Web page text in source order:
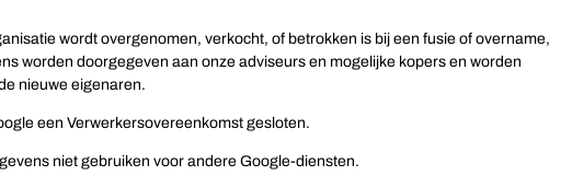
wordt overgenomen, verkocht, of betrokken is bij een fusie of overname,
worden doorgegeven aan onze adviseurs en mogelijke kopers en worden
nieuwe eigenaren.
een Verwerkersovereenkomst gesloten.
niet gebruiken voor andere Google-diensten.